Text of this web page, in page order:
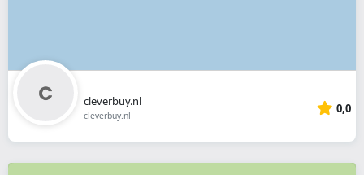
cleverbuy.nl
cleverbuy.nl 0,0